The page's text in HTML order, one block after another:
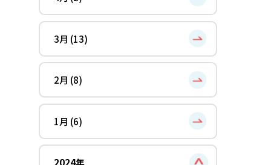
3月 (13)
2月 (8)
1月 (6)
2024年